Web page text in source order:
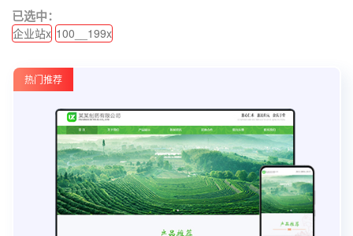
已选中：
企业站x 100__199x
热门推荐